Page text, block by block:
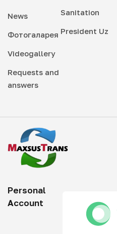
News
Фотогаларея
Videogallery
Requests and
answers
Sanitation
President Uz
Personal
Account